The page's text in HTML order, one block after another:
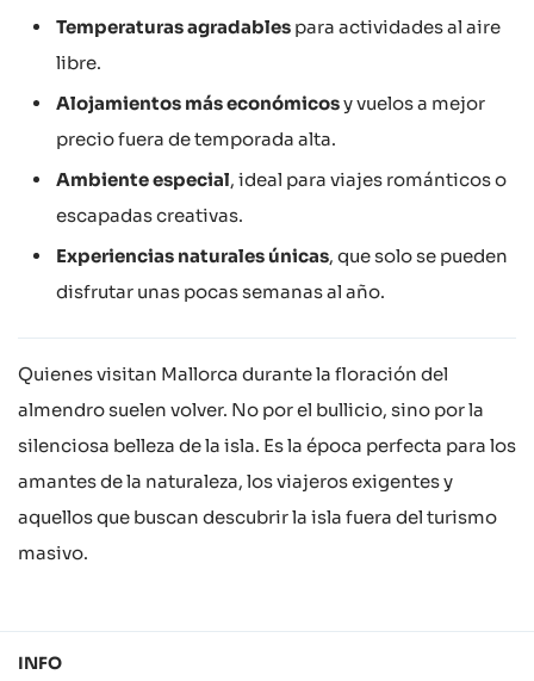
Temperaturas agradables para actividades al aire
libre.
Alojamientos más económicosy vuelos a mejor
precio fuera de temporada alta.
Ambiente especial, ideal para viajes románticos o
escapadas creativas.
Experiencias naturales únicas, que solo se pueden
disfrutar unas pocas semanas al año.
Quienes visitan Mallorca durante la floración del
almendro suelen volver. No por el bullicio, sino por la
silenciosa belleza de la isla. Es la época perfecta para los
amantes de la naturaleza, los viajeros exigentes y
aquellos que buscan descubrir la isla fuera del turismo
masivo.
INFO